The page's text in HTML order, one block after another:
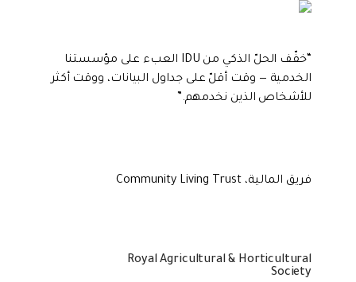
خفّف الحلّ الذكي من IDU العبء على مؤسستنا
الخدمية — وقت أقلّ على جداول البيانات، ووقت أكثر
للأشخاص الذين نخدمهم.”
فريق المالية، Community Living Trust
Royal Agricultural & Horticultural
Society